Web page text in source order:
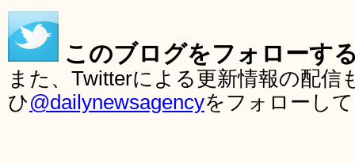
このブログをフォローす
また、Twitterによる更新情報の配
ひ@dailynewsagencyをフォローし